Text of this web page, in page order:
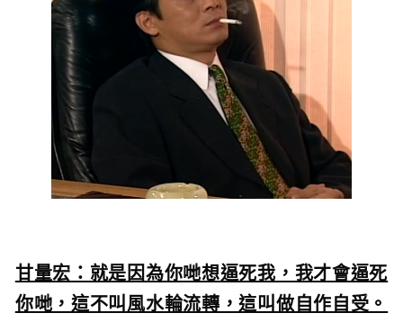
甘量宏：就是因為你哋想逼死我，我才會逼死
你哋，這不叫風水輪流轉，這叫做自作自受。